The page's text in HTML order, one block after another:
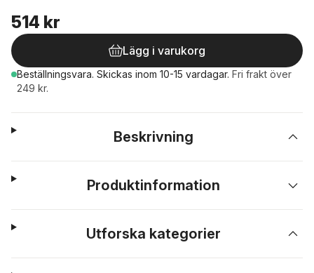
514 kr
Lägg i varukorg
Beställningsvara. Skickas inom 10-15 vardagar. Fri frakt över
249 kr.
Beskrivning
Produktinformation
Utforska kategorier